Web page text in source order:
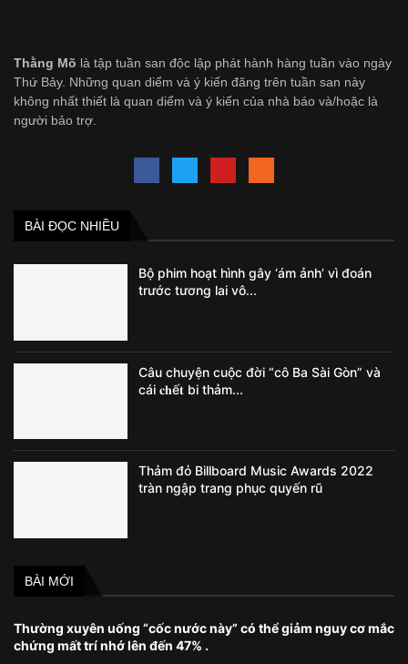
Thằng Mõ là tập tuần san độc lập phát hành hàng tuần vào ngày
Thứ Bảy. Những quan diểm và ý kiến đăng trên tuần san này
không nhất thiết là quan diểm và ý kiến của nhà báo và/hoặc là
người bảo trợ.
BÀI ĐỌC NHIỀU
Bộ phim hoạt hình gây ‘ám ảnh’ vì đoán
trước tương lai vô...
Câu chuyện cuộc đời “cô Ba Sài Gòn” và
cái 𝐜𝐡ế𝐭 bi thảm...
Thảm đỏ Billboard Music Awards 2022
tràn ngập trang phục quyến rũ
BÀI MỚI
Thường xuyên uống “cốc nước này” có thể giảm nguy cơ mắc
chứng mất trí nhớ lên đến 47% .